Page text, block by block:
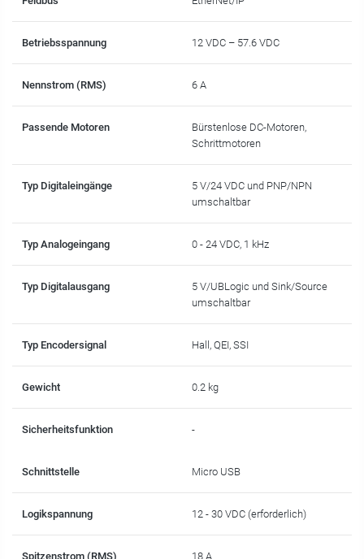
Betriebsspannung 12 VDC – 57.6 VDC
Nennstrom (RMS) 6 A
Passende Motoren
Bürstenlose DC-Motoren,
Schrittmotoren
Typ Digitaleingänge
5 V/24 VDC und PNP/NPN
umschaltbar
Typ Analogeingang 0 - 24 VDC, 1 kHz
Typ Digitalausgang
5 V/UBLogic und Sink/Source
umschaltbar
Typ Encodersignal Hall, QEI, SSI
Gewicht 0.2 kg
Sicherheitsfunktion -
Schnittstelle Micro USB
Logikspannung 12 - 30 VDC (erforderlich)
Spitzenstrom (RMS) 18 A